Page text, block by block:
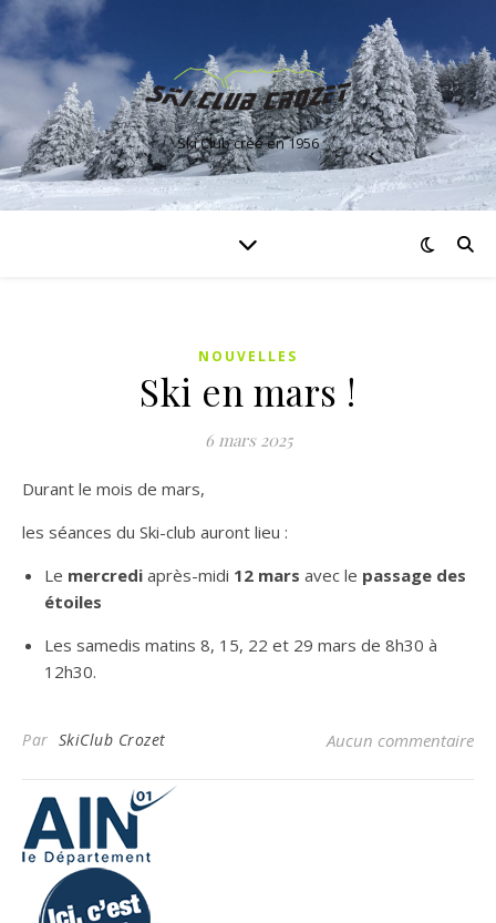
Ski Club créé en 1956
NOUVELLES
Ski en mars !
6 mars 2025
Durant le mois de mars,
les séances du Ski-club auront lieu :
Le mercredi après-midi 12 mars avec le passage des
étoiles
Les samedis matins 8, 15, 22 et 29 mars de 8h30 à
12h30.
Par SkiClub Crozet Aucun commentaire